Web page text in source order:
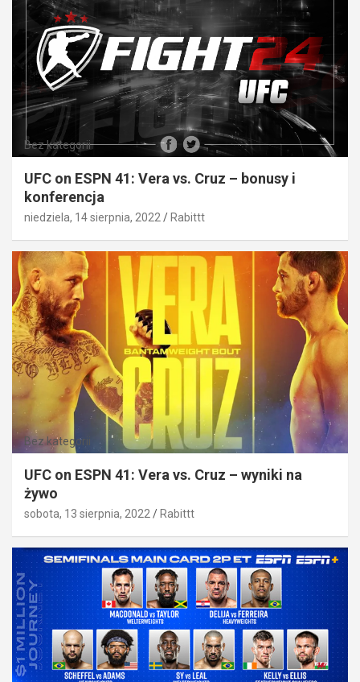
Bez kategorii
UFC on ESPN 41: Vera vs. Cruz – bonusy i
konferencja
niedziela, 14 sierpnia, 2022 Rabittt
Bez kategorii
UFC on ESPN 41: Vera vs. Cruz – wyniki na
żywo
sobota, 13 sierpnia, 2022 Rabittt